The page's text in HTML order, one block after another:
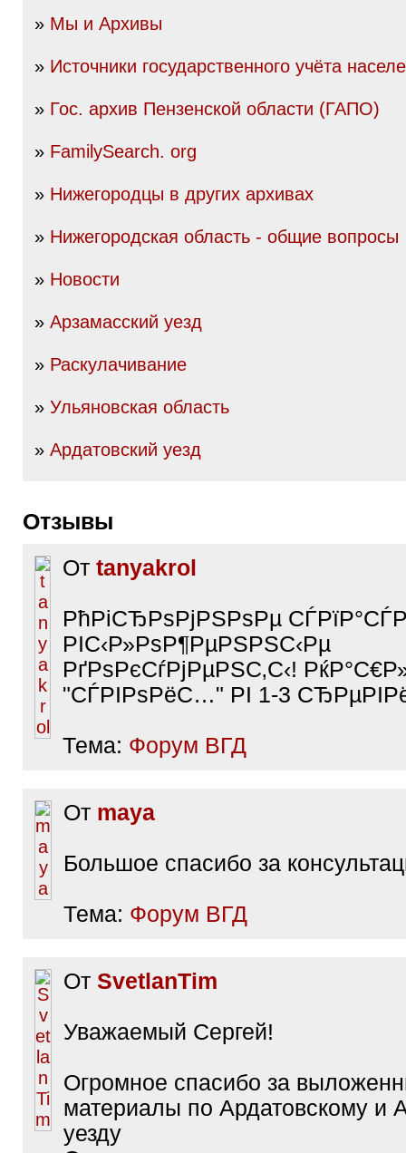
» Мы и Архивы
» Источники государственного учёта
» Гос. архив Пензенской области (ГАПО)
» FamilySearch. org
» Нижегородцы в других архивах
» Нижегородская область - общие вопросы
» Новости
» Арзамасский уезд
» Раскулачивание
» Ульяновская область
» Ардатовский уезд
Отзывы
От tanyakrol
РћРіСЂРѕРјРЅРѕРµ
РІС‹Р»РѕР¶РµРЅРЅС‹Рµ
РґРѕРєСѓРјРµРЅС‚С‹!
"СЃРІРѕРёС…" РІ 1-3
Тема: Форум ВГД
От maya
Большое спасибо за
Тема: Форум ВГД
От SvetlanTim
Уважаемый Сергей!
Огромное спасибо за
материалы по Ардатовскому и
уезду